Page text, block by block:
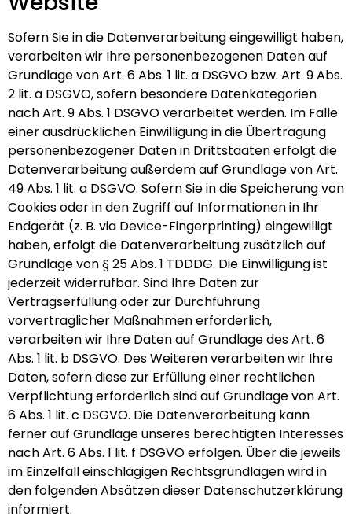
Sofern Sie in die Datenverarbeitung eingewilligt haben,
verarbeiten wir Ihre personenbezogenen Daten auf
Grundlage von Art. 6 Abs. 1 lit. a DSGVO bzw. Art. 9 Abs.
2 lit. a DSGVO, sofern besondere Datenkategorien
nach Art. 9 Abs. 1 DSGVO verarbeitet werden. Im Falle
einer ausdrücklichen Einwilligung in die Übertragung
personenbezogener Daten in Drittstaaten erfolgt die
Datenverarbeitung außerdem auf Grundlage von Art.
49 Abs. 1 lit. a DSGVO. Sofern Sie in die Speicherung von
Cookies oder in den Zugriff auf Informationen in Ihr
Endgerät (z. B. via Device-Fingerprinting) eingewilligt
haben, erfolgt die Datenverarbeitung zusätzlich auf
Grundlage von § 25 Abs. 1 TDDDG. Die Einwilligung ist
jederzeit widerrufbar. Sind Ihre Daten zur
Vertragserfüllung oder zur Durchführung
vorvertraglicher Maßnahmen erforderlich,
verarbeiten wir Ihre Daten auf Grundlage des Art. 6
Abs. 1 lit. b DSGVO. Des Weiteren verarbeiten wir Ihre
Daten, sofern diese zur Erfüllung einer rechtlichen
Verpflichtung erforderlich sind auf Grundlage von Art.
6 Abs. 1 lit. c DSGVO. Die Datenverarbeitung kann
ferner auf Grundlage unseres berechtigten Interesses
nach Art. 6 Abs. 1 lit. f DSGVO erfolgen. Über die jeweils
im Einzelfall einschlägigen Rechtsgrundlagen wird in
den folgenden Absätzen dieser Datenschutzerklärung
informiert.